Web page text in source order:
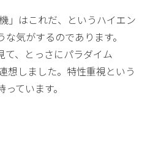
」はこれだ、というハイエン
気がするのであります。
て、とっさにパラダイム
想しました。特性重視という
ています。